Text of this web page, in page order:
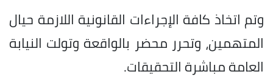
وتم اتخاذ كافة الإجراءات القانونية اللازمة حيال
المتهمين، وتحرر محضر بالواقعة وتولت النيابة
العامة مباشرة التحقيقات.